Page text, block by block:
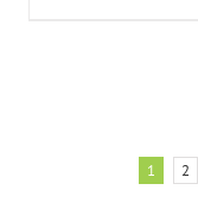
1 2